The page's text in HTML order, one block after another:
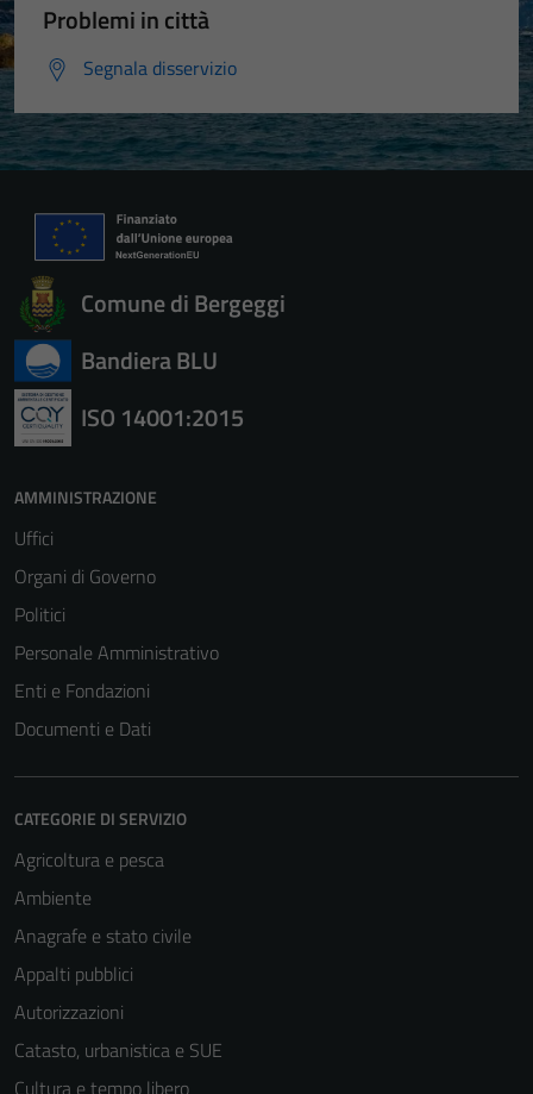
Problemi in città
Segnala disservizio
Comune di Bergeggi
Bandiera BLU
ISO 14001:2015
AMMINISTRAZIONE
Uffici
Organi di Governo
Politici
Personale Amministrativo
Enti e Fondazioni
Documenti e Dati
CATEGORIE DI SERVIZIO
Agricoltura e pesca
Ambiente
Anagrafe e stato civile
Appalti pubblici
Autorizzazioni
Catasto, urbanistica e SUE
Cultura e tempo libero